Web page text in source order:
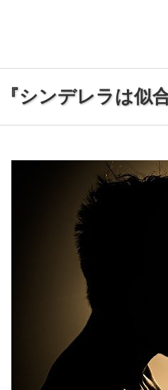
『シンデレラは似